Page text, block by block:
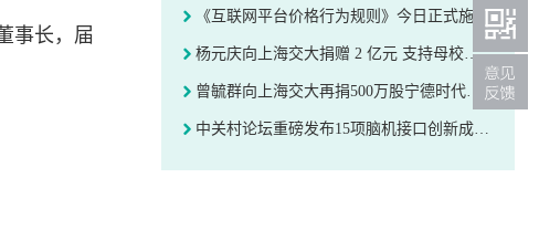
事长，届
《互联网平台价格行为规则》今日正式施行 严管大数据杀熟与虚假补贴
杨元庆向上海交大捐赠 2 亿元 支持母校楼宇更新焕新
曾毓群向上海交大再捐500万股宁德时代股票 市值超20亿元
中关村论坛重磅发布15项脑机接口创新成果 我国产业转化迈入快车道